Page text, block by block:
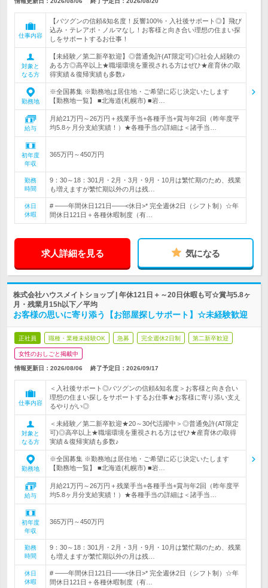
仕事内容
【バツグンの信頼&知名度！反響100%・入社後サポート◎】飛び
込み・テレアポ・ノルマなし！お客様と向き合い理想の住まい探
しをサポートするお仕事！
対象と
なる方
【未経験／第二新卒歓迎】◎普通免許(AT限定可)◎社会人経験の
ある方◎高卒以上★職場環境を重視される方はぜひ★産育休の取
得実績＆復帰実績も多数♪
勤務地
※全国募集 ※勤務地は居住地・ご希望に応じ決定いたします
【勤務地一覧】 ■北海道(札幌市) ■岩…
給与
月給21万円～26万円＋残業手当+各種手当+賞与年2回（昨年度平
均5.8ヶ月分支給実績！）★各種手当の詳細は＜諸手当…
初年度
年収
365万円～450万円
勤務
時間
9：30～18：301月・2月・3月・9月・10月は繁忙期のため、残業
も増えますが繁忙期以外の月は残…
休日
休暇
# ――年間休日121日――<休日>* 完全週休2日（シフト制）☆年
間休日121日＋各種休暇制度（有…
求人詳細を見る 気になる
株式会社ハウスメイトショップ | 年休121日＋～20日休暇も可☆賞与5.8ヶ
月・残業月15h以下／平均
お客様の思いに寄り添う【お部屋探しサポート】☆未経験歓迎
正社員 職種・業種未経験OK 急募 完全週休2日制 第二新卒歓迎
女性のおしごと掲載中
情報更新日：2026/08/06 終了予定日： 2026/09/17
仕事内容
＜入社後サポート◎バツグンの信頼&知名度＞お客様と向き合い
理想の住まい探しをサポートするお仕事★お客様に寄り添い支え
るやりがい◎
対象と
なる方
＜未経験／第二新卒歓迎★20～30代活躍中＞◎普通免許(AT限定
可)◎高卒以上★職場環境を重視される方はぜひ★産育休の取得
実績＆復帰実績も多数♪
勤務地
※全国募集 ※勤務地は居住地・ご希望に応じ決定いたします
【勤務地一覧】 ■北海道(札幌市) ■岩…
給与
月給21万円～26万円＋残業手当+各種手当+賞与年2回（昨年度平
均5.8ヶ月分支給実績！）★各種手当の詳細は＜諸手当…
初年度
年収
365万円～450万円
勤務
時間
9：30～18：301月・2月・3月・9月・10月は繁忙期のため、残業
も増えますが繁忙期以外の月は残…
休日
休暇
# ――年間休日121日――<休日>* 完全週休2日（シフト制）☆年
間休日121日＋各種休暇制度（有…